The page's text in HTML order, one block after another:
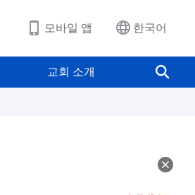
모바일 앱 한국어
교회 소개